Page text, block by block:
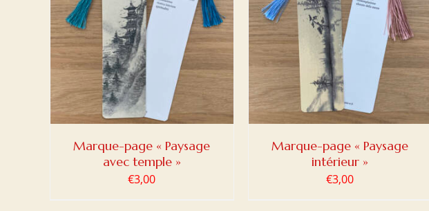
Marque-page « Paysage
avec temple »
€3,00
AJOUTER AU PANIER DETAILS
Marque-page « Paysage
intérieur »
€3,00
AJOUTER AU PANIER DETAILS